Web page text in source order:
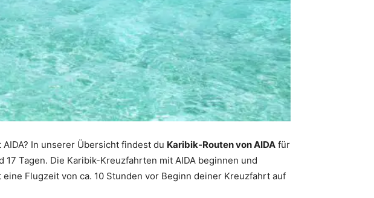
In unserer Übersicht findest du Karibik-Routen von AIDA für
Tagen. Die Karibik-Kreuzfahrten mit AIDA beginnen und
Flugzeit von ca. 10 Stunden vor Beginn deiner Kreuzfahrt auf